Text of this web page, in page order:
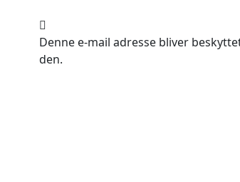
Denne e-mail adresse bliver
den.